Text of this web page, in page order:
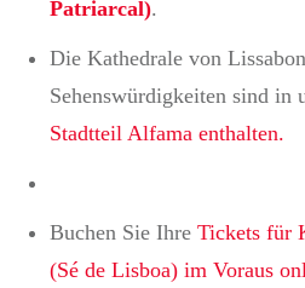
Patriarcal).
Die Kathedrale von
Sehenswürdigkeiten sind in
Stadtteil Alfama enthalten.
Buchen Sie Ihre Tickets für
(Sé de Lisboa) im Voraus